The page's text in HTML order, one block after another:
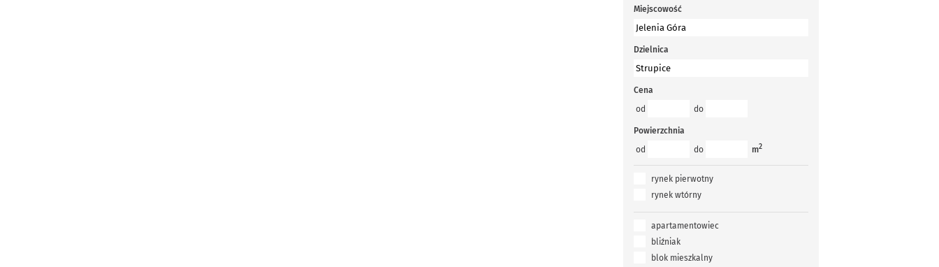
Miejscowość
Dzielnica
Cena
od
do
Powierzchnia
od
do m2
rynek pierwotny
rynek wtórny
apartamentowiec
bliźniak
blok mieszkalny